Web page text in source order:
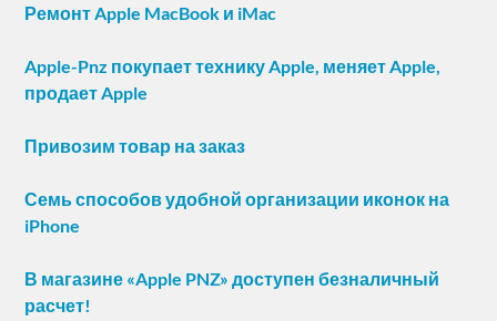
Ремонт Apple MacBook и iMac
Apple-Pnz покупает технику Apple, меняет Apple,
продает Apple
Привозим товар на заказ
Семь способов удобной организации иконок на
iPhone
В магазине «Apple PNZ» доступен безналичный
расчет!